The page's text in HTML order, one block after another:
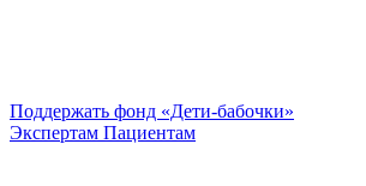
Поддержать фонд «Дети-бабочки»
Экспертам Пациентам